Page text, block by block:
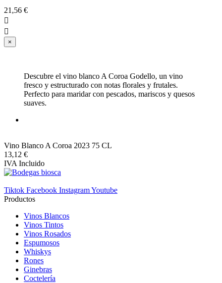
21,56 €


×
Descubre el vino blanco A Coroa Godello, un vino
fresco y estructurado con notas florales y frutales.
Perfecto para maridar con pescados, mariscos y quesos
suaves.
Vino Blanco A Coroa 2023 75 CL
13,12 €
IVA Incluido
Tiktok Facebook InstagramYoutube
Productos
Vinos Blancos
Vinos Tintos
Vinos Rosados
Espumosos
Whiskys
Rones
Ginebras
Coctelería